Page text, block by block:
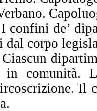
confini de’
dal corpo
in comunità.
Il